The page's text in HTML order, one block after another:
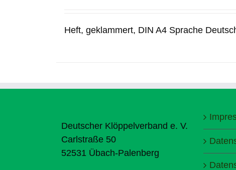
Heft, geklammert, DIN A4 Sprache
Deutscher Klöppelverband e. V.
Carlstraße 50
52531 Übach-Palenberg